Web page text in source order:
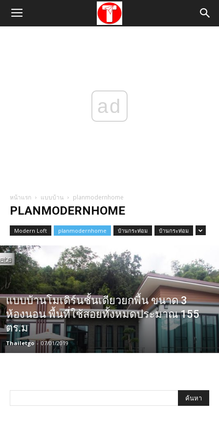
ad
หน้าแรก แบบบ้าน planmodernhome
PLANMODERNHOME
Modern Loft planmodernhome บ้านกระท่อม บ้านกระท่อม
แบบบ้านโมเดิร์นชั้นเดียวยกพื้น ขนาด 3
ห้องนอน พื้นที่ใช้สอยทั้งหมดประมาณ 155
ตร.ม
Thailetgo - 07/01/2019